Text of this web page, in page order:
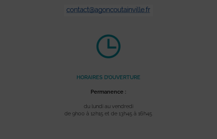
HORAIRES D’OUVERTURE
Permanence :
du lundi au vendredi
de 9h00 à 12h15 et de 13h45 à 16h45